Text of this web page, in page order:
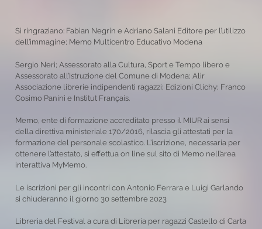
Si ringraziano: Fabian Negrin e Adriano Salani Editore per l’utilizzo
dell’immagine; Memo Multicentro Educativo Modena
Sergio Neri; Assessorato alla Cultura, Sport e Tempo libero e
Assessorato all’Istruzione del Comune di Modena; Alir
Associazione librerie indipendenti ragazzi; Edizioni Clichy; Franco
Cosimo Panini e Institut Français.
Memo, ente di formazione accreditato presso il MIUR ai sensi
della direttiva ministeriale 170/2016, rilascia gli attestati per la
formazione del personale scolastico. L’iscrizione, necessaria per
ottenere l’attestato, si effettua on line sul sito di Memo nell’area
interattiva MyMemo.
Le iscrizioni per gli incontri con Antonio Ferrara e Luigi Garlando
si chiuderanno il giorno 30 settembre 2023
Libreria del Festival a cura di Libreria per ragazzi Castello di Carta